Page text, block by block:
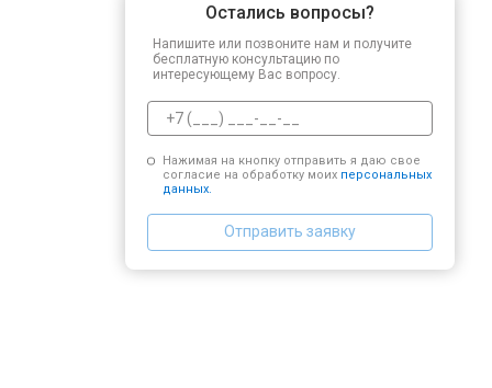
Остались вопросы?
Напишите или позвоните нам и получите
бесплатную консультацию по
интересующему Вас вопросу.
Нажимая на кнопку отправить я даю свое
согласие на обработку моих персональных
данных.
Отправить заявку